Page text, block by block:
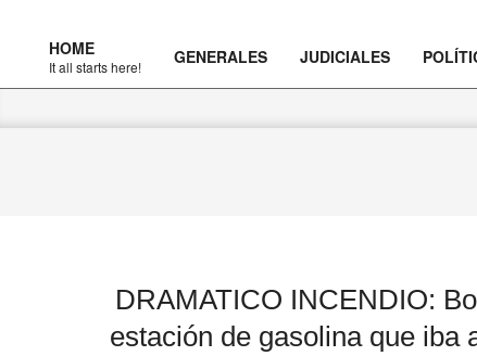
Primary
Navigation
HOME
It all starts here! GENERALES JUDICIALES
DRAMATICO INCENDIO:
estación de gasolina que iba